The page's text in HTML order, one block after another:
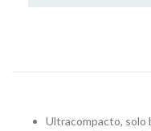
Ultracompacto, solo